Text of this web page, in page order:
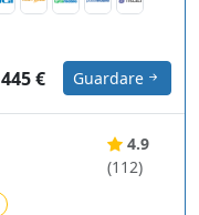
445 € Guardare
4.9
(112)